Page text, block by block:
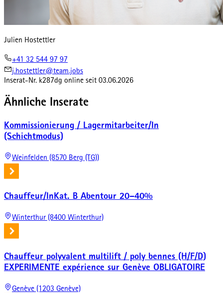
Julien Hostettler
+41 32 544 97 97
j.hostettler@team.jobs
Inserat-Nr. k287dg online seit 03.06.2026
Ähnliche Inserate
Kommissionierung / Lagermitarbeiter/In
(Schichtmodus)
Weinfelden (8570 Berg (TG))
Chauffeur/InKat. B Abentour 20–40%
Winterthur (8400 Winterthur)
Chauffeur polyvalent multilift / poly bennes (H/F/D)
EXPERIMENTE expérience sur Genève OBLIGATOIRE
Genève (1203 Genève)